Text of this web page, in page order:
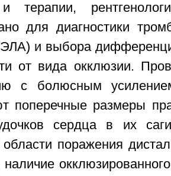
и терапии,
для диагностики
и выбора
от вида окклюзии.
с болюсным
поперечные размеры
сердца в их
поражения